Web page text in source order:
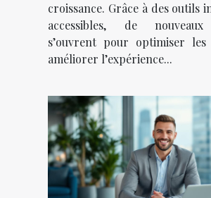
croissance. Grâce à des outils
accessibles, de
s’ouvrent pour optimiser les
améliorer l’expérience...